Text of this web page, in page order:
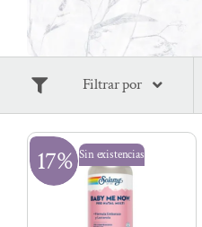
Filtrar por
Sin existencias
17%